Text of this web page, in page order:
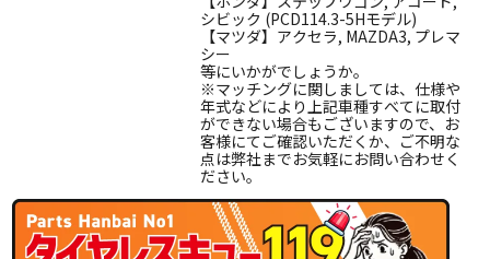
シビック (PCD114.3-5Hモデル)
【マツダ】アクセラ, MAZDA3, プレマ
シー
等にいかがでしょうか。
※マッチングに関しましては、仕様や
年式などにより上記車種すべてに取付
ができない場合もございますので、お
客様にてご確認いただくか、ご不明な
点は弊社までお気軽にお問い合わせく
ださい。